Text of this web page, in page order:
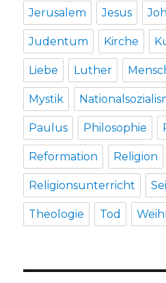
Jerusalem Jesus
Judentum Kirche
Liebe Luther
Mystik
Paulus Philosophie
Reformation Religion
Religionsunterricht
Theologie Tod